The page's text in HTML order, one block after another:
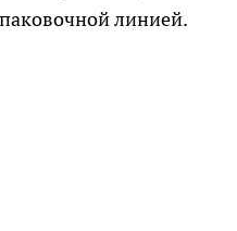
линией.